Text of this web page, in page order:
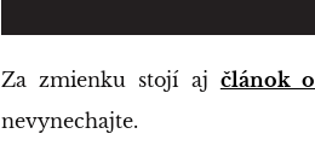
Za zmienku stojí aj článok
nevynechajte.